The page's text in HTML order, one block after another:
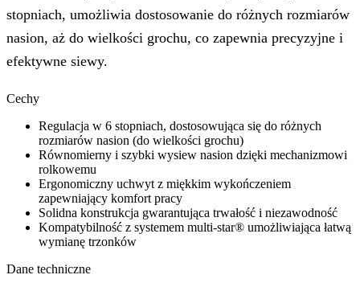
stopniach, umożliwia dostosowanie do różnych rozmiarów
nasion, aż do wielkości grochu, co zapewnia precyzyjne i
efektywne siewy.
Cechy
Regulacja w 6 stopniach, dostosowująca się do różnych
rozmiarów nasion (do wielkości grochu)
Równomierny i szybki wysiew nasion dzięki mechanizmowi
rolkowemu
Ergonomiczny uchwyt z miękkim wykończeniem
zapewniający komfort pracy
Solidna konstrukcja gwarantująca trwałość i niezawodność
Kompatybilność z systemem multi-star® umożliwiająca łatwą
wymianę trzonków
Dane techniczne